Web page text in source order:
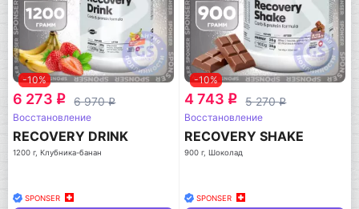
-10%
6 273 q 6 970q
Восстановление
RECOVERY DRINK
1200 г, Клубника-банан
SPONSER
-10%
4 743 q 5 270q
Восстановление
RECOVERY SHAKE
900 г, Шоколад
SPONSER